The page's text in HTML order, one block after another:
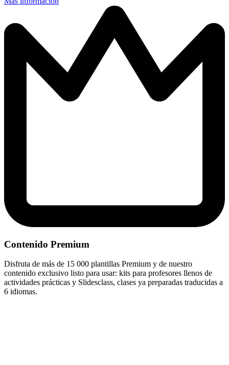
Contenido Premium
Disfruta de más de 15 000 plantillas Premium y de nuestro
contenido exclusivo listo para usar: kits para profesores llenos de
actividades prácticas y Slidesclass, clases ya preparadas traducidas a
6 idiomas.